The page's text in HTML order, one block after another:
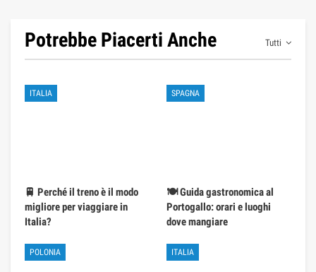
Tutti
Potrebbe Piacerti Anche
ITALIA
🚆 Perché il treno è il modo
migliore per viaggiare in
Italia?
SPAGNA
🍽️ Guida gastronomica al
Portogallo: orari e luoghi
dove mangiare
POLONIA ITALIA